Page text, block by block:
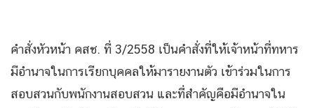
คำสั่งหัวหน้า คสช. ที่ 3/2558 เป็นคำสั่งที่ให้เจ้าหน้าที่ทหาร
มีอำนาจในการเรียกบุคคลให้มารายงานตัว เข้าร่วมในการ
สอบสวนกับพนักงานสอบสวน และที่สำคัญคือมีอำนาจใน